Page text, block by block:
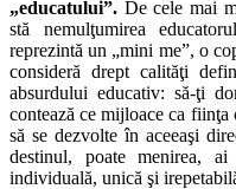
„educatului”. De cele mai
stă nemulţumirea
reprezintă un „mini me”, o
consideră drept calităţi
absurdului educativ: să-ţi
contează ce mijloace ca fiinţa
să se dezvolte în aceeaşi
destinul, poate menirea,
individuală, unică şi